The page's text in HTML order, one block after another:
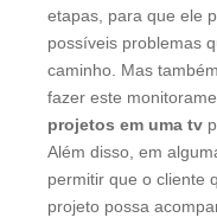
etapas, para que ele
possíveis problemas
caminho. Mas
fazer este
projetos em uma tv
Além disso, em
permitir que o cliente
projeto possa